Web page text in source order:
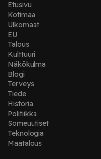
Etusivu
Kotimaa
Ulkomaat
EU
Talous
Kulttuuri
Näkökulma
Blogi
Terveys
Tiede
Historia
Politiikka
Someuutiset
Teknologia
Maatalous